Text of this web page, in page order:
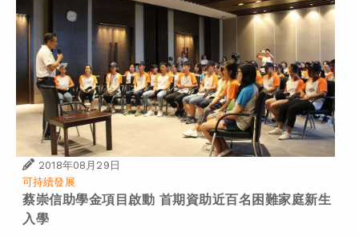
2018年08月29日
可持續發展
蔡崇信助學金項目啟動 首期資助近百名困難家庭新生
入學